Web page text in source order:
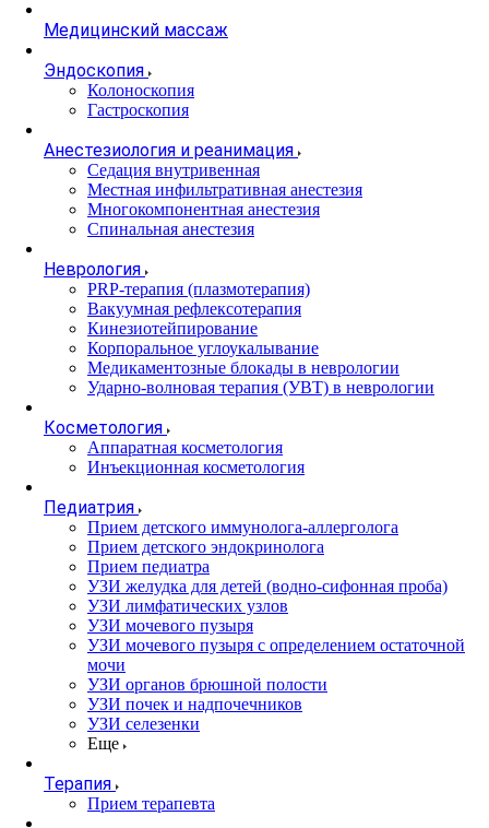
Медицинский массаж
Эндоскопия
Колоноскопия
Гастроскопия
Анестезиология и реанимация
Cедация внутривенная
Местная инфильтративная анестезия
Многокомпонентная анестезия
Спинальная анестезия
Неврология
PRP-терапия (плазмотерапия)
Вакуумная рефлексотерапия
Кинезиотейпирование
Корпоральное углоукалывание
Медикаментозные блокады в неврологии
Ударно-волновая терапия (УВТ) в неврологии
Косметология
Аппаратная косметология
Инъекционная косметология
Педиатрия
Прием детского иммунолога-аллерголога
Прием детского эндокринолога
Прием педиатра
УЗИ желудка для детей (водно-сифонная проба)
УЗИ лимфатических узлов
УЗИ мочевого пузыря
УЗИ мочевого пузыря с определением остаточной
мочи
УЗИ органов брюшной полости
УЗИ почек и надпочечников
УЗИ селезенки
Еще
Терапия
Прием терапевта